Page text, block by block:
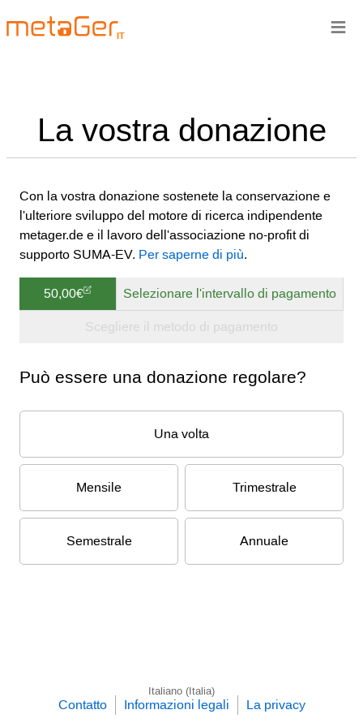
IT
La vostra donazione
Con la vostra donazione sostenete la conservazione e
l'ulteriore sviluppo del motore di ricerca indipendente
metager.de e il lavoro dell'associazione no-profit di
supporto SUMA-EV. Per saperne di più.
50,00€ Selezionare l'intervallo di pagamento
Scegliere il metodo di pagamento
Può essere una donazione regolare?
Una volta
Mensile Trimestrale
Semestrale Annuale
≡
Italiano (Italia)
Contatto Informazioni legali La privacy